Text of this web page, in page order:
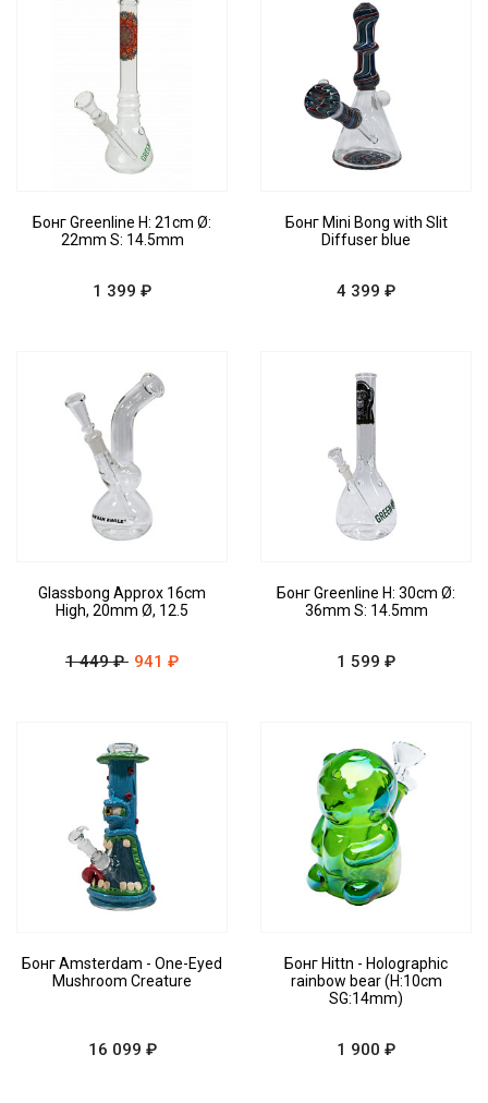
Бонг Greenline H: 21cm Ø:
22mm S: 14.5mm
1 399 ₽
Бонг Mini Bong with Slit
Diffuser blue
4 399 ₽
Glassbong Approx 16cm
High, 20mm Ø, 12.5
1 449 ₽ 941 ₽
Бонг Greenline H: 30cm Ø:
36mm S: 14.5mm
1 599 ₽
Бонг Amsterdam - One-Eyed
Mushroom Creature
16 099 ₽
Бонг Hittn - Holographic
rainbow bear (H:10cm
SG:14mm)
1 900 ₽